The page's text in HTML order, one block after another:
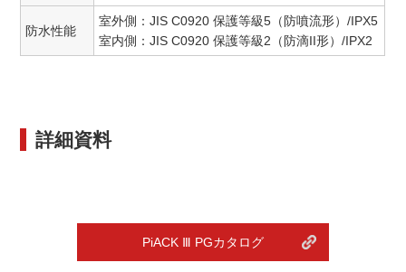
防水性能
室外側：JIS C0920 保護等級5（防噴流形）/IPX5
室内側：JIS C0920 保護等級2（防滴II形）/IPX2
詳細資料
PiACK Ⅲ PGカタログ